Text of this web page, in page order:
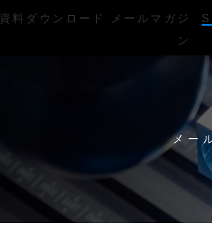
資料ダウンロード
メールマガジ
ン
メー